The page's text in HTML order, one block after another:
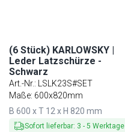
(6 Stück) KARLOWSKY |
Leder Latzschürze -
Schwarz
Art.-Nr.: LSLK23S#SET
Maße: 600x820mm
B 600 x T 12 x H 820 mm
Sofort lieferbar: 3 - 5 Werktage